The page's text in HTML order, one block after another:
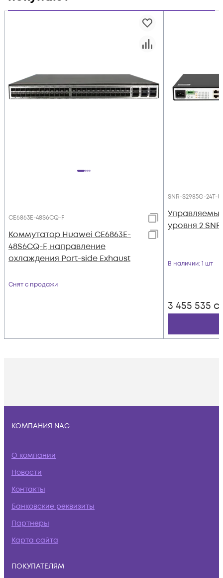
CE6863E-48S6CQ-F
Коммутатор Huawei CE6863E-
48S6CQ-F, направление
охлаждения Port-side Exhaust
Снят с продажи
SNR-S2985G-24T-
уровня 2
В наличии: 1 шт
3 455 535
КОМПАНИЯ NAG
О компании
Новости
Контакты
Банковские реквизиты
Партнеры
Карта сайта
ПОКУПАТЕЛЯМ